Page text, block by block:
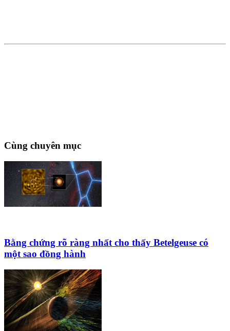
Cùng chuyên mục
Bằng chứng rõ ràng nhất cho thấy Betelgeuse có
một sao đồng hành